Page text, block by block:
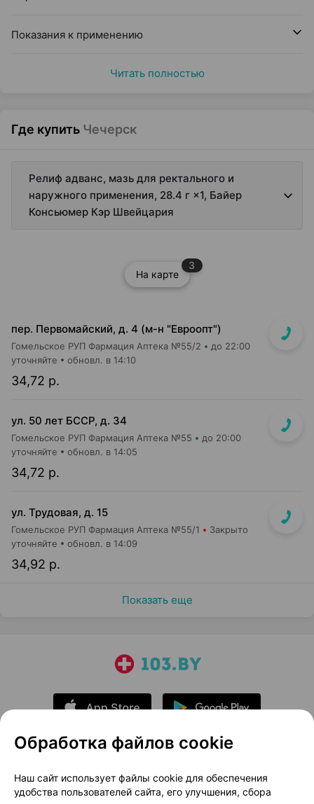
Показания к применению
Читать полностью
Где купить Чечерск
Релиф адванс, мазь для ректального и
наружного применения, 28.4 г ×1, Байер
Консьюмер Кэр Швейцария
На карте
3
пер. Первомайский, д. 4 (м-н "Евроопт")
Гомельское РУП Фармация Аптека №55/2 до 22:00
34,72 р.
уточняйте обновл. в 14:10
ул. 50 лет БССР, д. 34
Гомельское РУП Фармация Аптека №55 до 20:00
34,72 р.
уточняйте обновл. в 14:05
ул. Трудовая, д. 15
Гомельское РУП Фармация Аптека №55/1 Закрыто
34,92 р.
уточняйте обновл. в 14:09
Показать еще
О проекте
Новости проекта
Размещение рекламы
Медицинский маркетинг
Обработка файлов cookie
Наш сайт использует файлы cookie для обеспечения
удобства пользователей сайта, его улучшения, сбора